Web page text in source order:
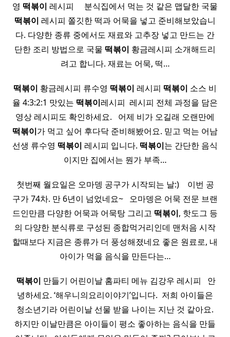
영 떡볶이 레시피 ​ ​ ​ ​ 분식집에서 먹는 것 같은 맵달한 국물
떡볶이 레시피 쫄깃한 떡과 어묵을 넣고 준비해보았습니
다. 다양한 종류 중에서도 재료와 고추장 넣고 만드는 간
단한 조리 방법으로 국물 떡볶이 황금레시피 소개해드리
려고 합니다. 재료는 어묵, 떡…
떡볶이 황금레시피 류수영 떡볶이 레시피 떡볶이 소스 비
율 4:3:2:1 맛있는 떡볶이레시피 ​ 레시피 전체 과정을 담은
영상 레시피도 확인하세요. ​ ​ 어제 비가 오길래 오랜만에
떡볶이가 먹고 싶어 후다닥 준비해봤어요. 믿고 먹는 어남
선생 류수영 떡볶이 레시피 입니다. 떡볶이는 간단한 음식
이지만 집에서는 뭔가 부족…
첫번째 월요일은 오마뎅 공구가 시작되는 날:) ​ ​ ​ 이번 공
구가 74차. 만 6년이 넘었네요~ ​ ​ 오마뎅은 어묵 전문 브랜
드인만큼 다양한 어묵과 어묵탕 그리고 떡볶이, 핫도그 등
의 다양한 분식류로 구성된 종합먹거리인데 맨처음 시작
할때보다 지금은 종류가 더 풍성해졌네요 좋은 원료로, 내
아이가 먹을 음식을 만든다는…
떡볶이 만들기 어린이날 홈파티 메뉴 김강우 레시피 ​ ​ 안
녕하세요. ‘해우니의요리이야기’입니다. ​ 저희 아이들은
청소년기라 어린이날 선물 받을 나이는 지난 것 같아요.
하지만 이날만큼은 아이들이 평소 좋아하는 음식을 만들